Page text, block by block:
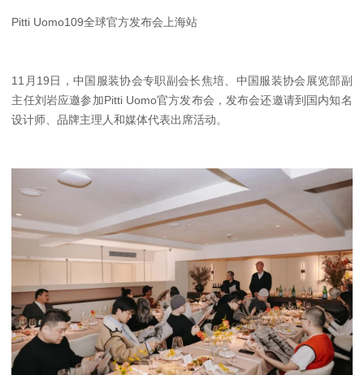
Pitti Uomo109全球官方发布会上海站
11月19日，中国服装协会专职副会长焦培、中国服装协会展览部副
主任刘岩应邀参加Pitti Uomo官方发布会，发布会还邀请到国内知名
设计师、品牌主理人和媒体代表出席活动。